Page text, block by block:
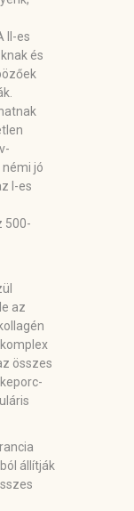
II-es
és
jó
I-es
500-
az
összes
állítják